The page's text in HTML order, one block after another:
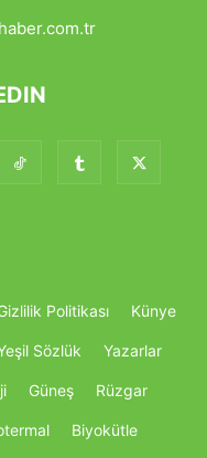
Politikası Künye
Sözlük Yazarlar
Güneş Rüzgar
Biyokütle